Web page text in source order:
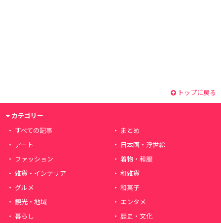
トップに戻る
カテゴリー
すべての記事
まとめ
アート
日本画・浮世絵
ファッション
着物・和服
雑貨・インテリア
和雑貨
グルメ
和菓子
観光・地域
エンタメ
暮らし
歴史・文化